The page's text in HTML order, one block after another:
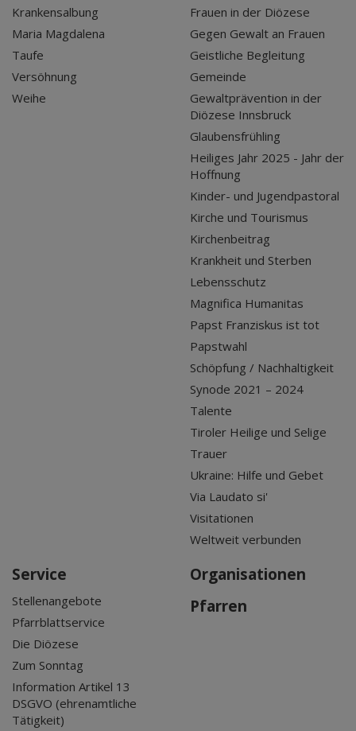
Krankensalbung
Maria Magdalena
Taufe
Versöhnung
Weihe
Frauen in der Diözese
Gegen Gewalt an Frauen
Geistliche Begleitung
Gemeinde
Gewaltprävention in der
Diözese Innsbruck
Glaubensfrühling
Heiliges Jahr 2025 - Jahr der
Hoffnung
Kinder- und Jugendpastoral
Kirche und Tourismus
Kirchenbeitrag
Krankheit und Sterben
Lebensschutz
Magnifica Humanitas
Papst Franziskus ist tot
Papstwahl
Schöpfung / Nachhaltigkeit
Synode 2021 – 2024
Talente
Tiroler Heilige und Selige
Trauer
Ukraine: Hilfe und Gebet
Via Laudato si'
Visitationen
Weltweit verbunden
Service
Stellenangebote
Pfarrblattservice
Die Diözese
Zum Sonntag
Information Artikel 13
DSGVO (ehrenamtliche
Tätigkeit)
Organisationen
Pfarren